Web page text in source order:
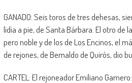
GANADO: Seis toros de tres dehesas,
lidia a pie, de Santa Bárbara. El otro de
pero noble y de los de Los Encinos, el
de rejones, de Bernaldo de Quirós, dio
CARTEL: El rejoneador Emiliano